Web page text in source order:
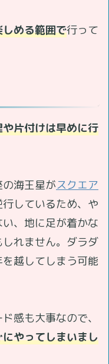
める範囲で行って
片付けは早めに行
海王星がスクエア
しているため、や
、地に足が着かな
れません。ダラダ
越してしまう可能
感も大事なので、
やってしまいまし